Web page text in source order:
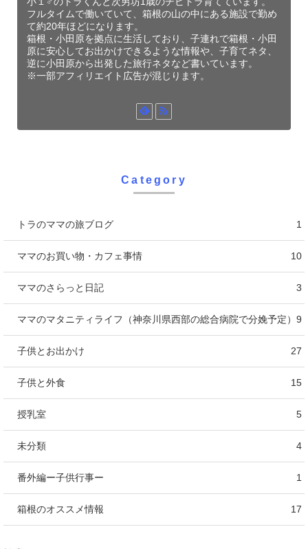
フルタイムで働いていて、箱根の山の中にある施設で勤め
て約20年ほどになります。
箱根・小田原を拠点に生活しており、子連れで箱根・小田
原に安心してお出かけできるような情報や、子育てネタ、
逆に小田原から出発した旅行ネタなど書いています。
※一部アフィリエイト広告が混じります。
Category
トラのママの旅ブログ 1
ママのお買い物・カフェ事情 10
ママのさらっと日記 3
ママのマタニティライフ（神奈川県西部の総合病院で分娩予定） 9
子供とお出かけ 27
子供と外食 15
授乳室 5
未分類 4
番外編ー子供行事ー 1
箱根のオススメ情報 17